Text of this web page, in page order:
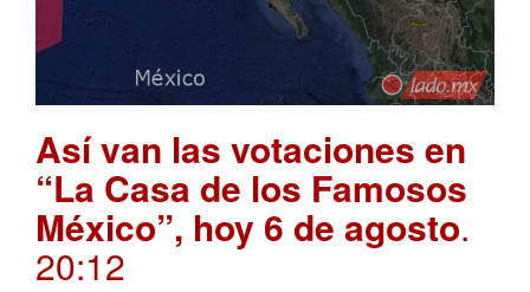
Así van las votaciones en
“La Casa de los Famosos
México”, hoy 6 de agosto.
20:12